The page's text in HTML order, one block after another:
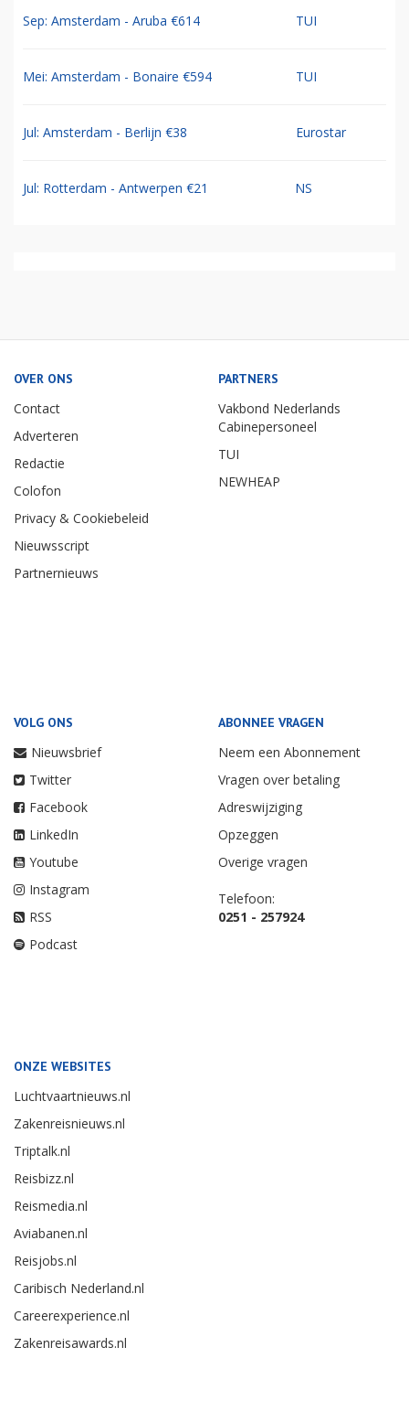
Sep: Amsterdam - Aruba €614 TUI
Mei: Amsterdam - Bonaire €594 TUI
Jul: Amsterdam - Berlijn €38 Eurostar
Jul: Rotterdam - Antwerpen €21 NS
OVER ONS
Contact
Adverteren
Redactie
Colofon
Privacy & Cookiebeleid
Nieuwsscript
Partnernieuws
PARTNERS
Vakbond Nederlands
Cabinepersoneel
TUI
NEWHEAP
VOLG ONS
Nieuwsbrief
Twitter
Facebook
LinkedIn
Youtube
Instagram
RSS
Podcast
ABONNEE VRAGEN
Neem een Abonnement
Vragen over betaling
Adreswijziging
Opzeggen
Overige vragen
Telefoon:
0251 - 257924
ONZE WEBSITES
Luchtvaartnieuws.nl
Zakenreisnieuws.nl
Triptalk.nl
Reisbizz.nl
Reismedia.nl
Aviabanen.nl
Reisjobs.nl
Caribisch Nederland.nl
Careerexperience.nl
Zakenreisawards.nl